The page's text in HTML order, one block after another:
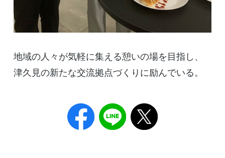
地域の人々が気軽に集える憩いの場を目指し、
津久見の新たな交流拠点づくりに励んでいる。